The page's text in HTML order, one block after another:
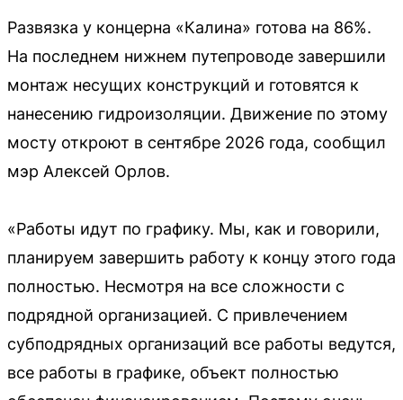
Развязка у концерна «Калина» готова на 86%.
На последнем нижнем путепроводе завершили
монтаж несущих конструкций и готовятся к
нанесению гидроизоляции. Движение по этому
мосту откроют в сентябре 2026 года, сообщил
мэр Алексей Орлов.
«Работы идут по графику. Мы, как и говорили,
планируем завершить работу к концу этого года
полностью. Несмотря на все сложности с
подрядной организацией. С привлечением
субподрядных организаций все работы ведутся,
все работы в графике, объект полностью